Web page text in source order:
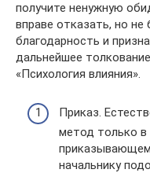
получите ненужную
вправе отказать, но
благодарность и
дальнейшее
«Психология влияния».
Приказ.
метод только в
начальнику